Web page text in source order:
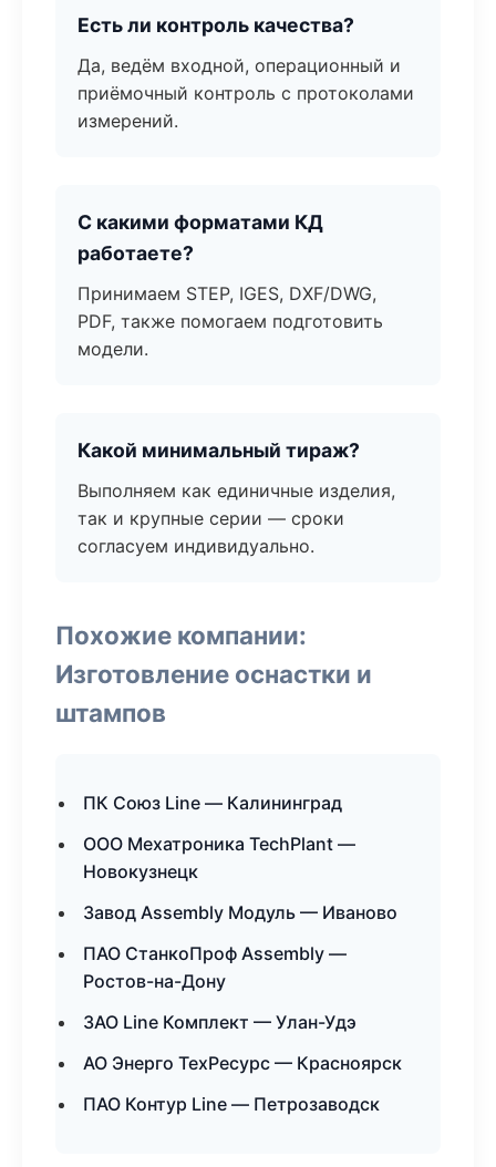
Есть ли контроль качества?
Да, ведём входной, операционный и
приёмочный контроль с протоколами
измерений.
С какими форматами КД
работаете?
Принимаем STEP, IGES, DXF/DWG,
PDF, также помогаем подготовить
модели.
Какой минимальный тираж?
Выполняем как единичные изделия,
так и крупные серии — сроки
согласуем индивидуально.
Похожие компании:
Изготовление оснастки и
штампов
ПК Союз Line — Калининград
ООО Мехатроника TechPlant —
Новокузнецк
Завод Assembly Модуль — Иваново
ПАО СтанкоПроф Assembly —
Ростов-на-Дону
ЗАО Line Комплект — Улан-Удэ
АО Энерго ТехРесурс — Красноярск
ПАО Контур Line — Петрозаводск